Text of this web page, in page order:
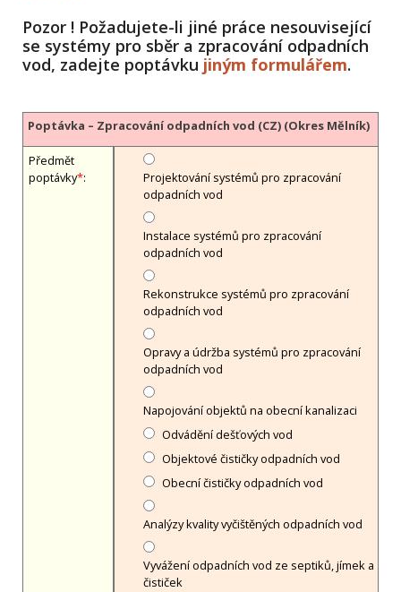
Pozor ! Požadujete-li jiné práce nesouvisející
se systémy pro sběr a zpracování odpadních
vod, zadejte poptávku jiným formulářem.
Poptávka – Zpracování odpadních vod (CZ) (Okres Mělník)
Předmět
poptávky*:
Projektování systémů pro zpracování
odpadních vod
Instalace systémů pro zpracování
odpadních vod
Rekonstrukce systémů pro zpracování
odpadních vod
Opravy a údržba systémů pro zpracování
odpadních vod
Napojování objektů na obecní kanalizaci
Odvádění dešťových vod
Objektové čističky odpadních vod
Obecní čističky odpadních vod
Analýzy kvality vyčištěných odpadních vod
Vyvážení odpadních vod ze septiků, jímek a
čističek